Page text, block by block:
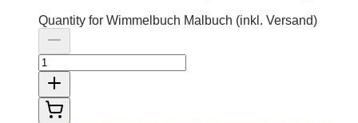
Quantity for Wimmelbuch Malbuch (inkl. Versand)